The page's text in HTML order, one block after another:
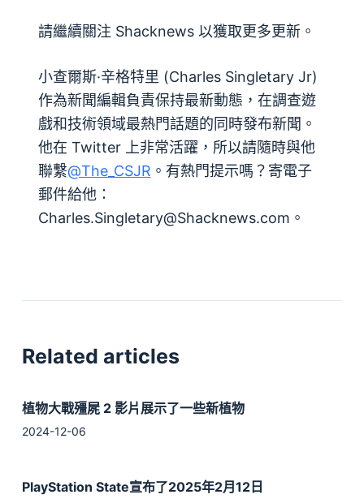
請繼續關注 Shacknews 以獲取更多更新。
小查爾斯·辛格特里 (Charles Singletary Jr)
作為新聞編輯負責保持最新動態，在調查遊
戲和技術領域最熱門話題的同時發布新聞。
他在 Twitter 上非常活躍，所以請隨時與他
聯繫@The_CSJR 。有熱門提示嗎？寄電子
郵件給他：
Charles.Singletary@Shacknews.com 。
Related articles
植物大戰殭屍 2 影片展示了一些新植物
2024-12-06
PlayStation State宣布了2025年2月12日